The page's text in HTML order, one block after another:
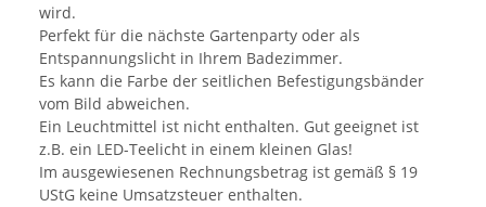
wird.
Perfekt für die nächste Gartenparty oder als
Entspannungslicht in Ihrem Badezimmer.
Es kann die Farbe der seitlichen Befestigungsbänder
vom Bild abweichen.
Ein Leuchtmittel ist nicht enthalten. Gut geeignet ist
z.B. ein LED-Teelicht in einem kleinen Glas!
Im ausgewiesenen Rechnungsbetrag ist gemäß § 19
UStG keine Umsatzsteuer enthalten.